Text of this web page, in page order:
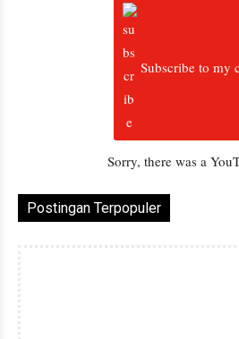
Subscribe to my
Sorry, there was a
Postingan Terpopuler